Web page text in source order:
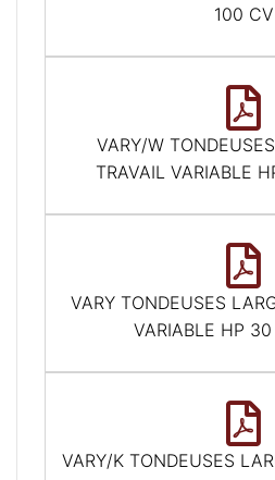
100 CV
VARY/W
TRAVAIL VARIABLE
VARY TONDEUSES
VARIABLE HP
VARY/K TONDEUSES